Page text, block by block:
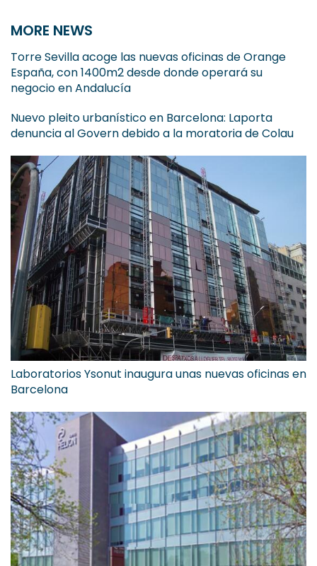
MORE NEWS
Torre Sevilla acoge las nuevas oficinas de Orange
España, con 1400m2 desde donde operará su
negocio en Andalucía
Nuevo pleito urbanístico en Barcelona: Laporta
denuncia al Govern debido a la moratoria de Colau
Laboratorios Ysonut inaugura unas nuevas oficinas en
Barcelona